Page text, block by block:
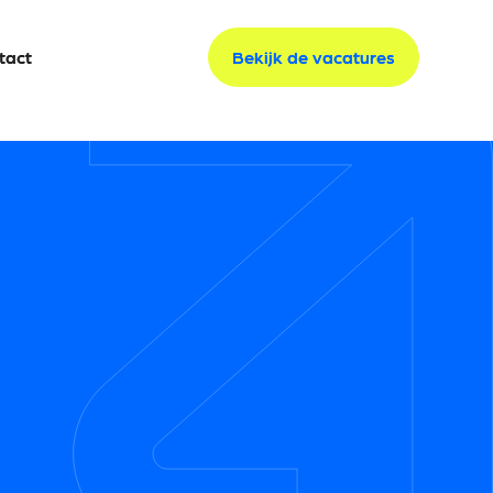
Bekijk de vacatures
Bekijk de vacatures